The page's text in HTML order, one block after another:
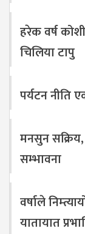
हरेक वर्ष
चिलिया टापु
पर्यटन नीति
मनसुन सक्रिय,
सम्भावना
वर्षाले
यातायात